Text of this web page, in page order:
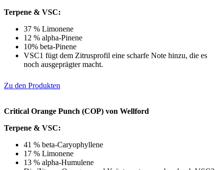
Terpene & VSC:
37 % Limonene
12 % alpha-Pinene
10% beta-Pinene
VSC1 fügt dem Zitrusprofil eine scharfe Note hinzu, die es
noch ausgeprägter macht.
Zu den Produkten
Critical Orange Punch (COP) von Wellford
Terpene & VSC:
41 % beta-Caryophyllene
17 % Limonene
13 % alpha-Humulene